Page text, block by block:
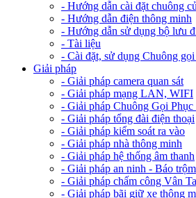
- Hướng dẫn cài đặt chuông
- Hướng dẫn điện thông minh
- Hướng dẫn sử dụng bộ lưu
- Tài liệu
- Cài đặt, sử dụng Chuông
Giải pháp
- Giải pháp camera quan sát
- Giải pháp mạng LAN, WIFI
- Giải pháp Chuông Gọi Phục
- Giải pháp tổng đài điện thoại
- Giải pháp kiểm soát ra vào
- Giải pháp nhà thông minh
- Giải pháp hệ thống âm thanh
- Giải pháp an ninh - Báo trộm
- Giải pháp chấm công Vân
- Giải pháp bãi giữ xe thông